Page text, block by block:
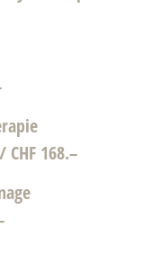
CHF 168.–